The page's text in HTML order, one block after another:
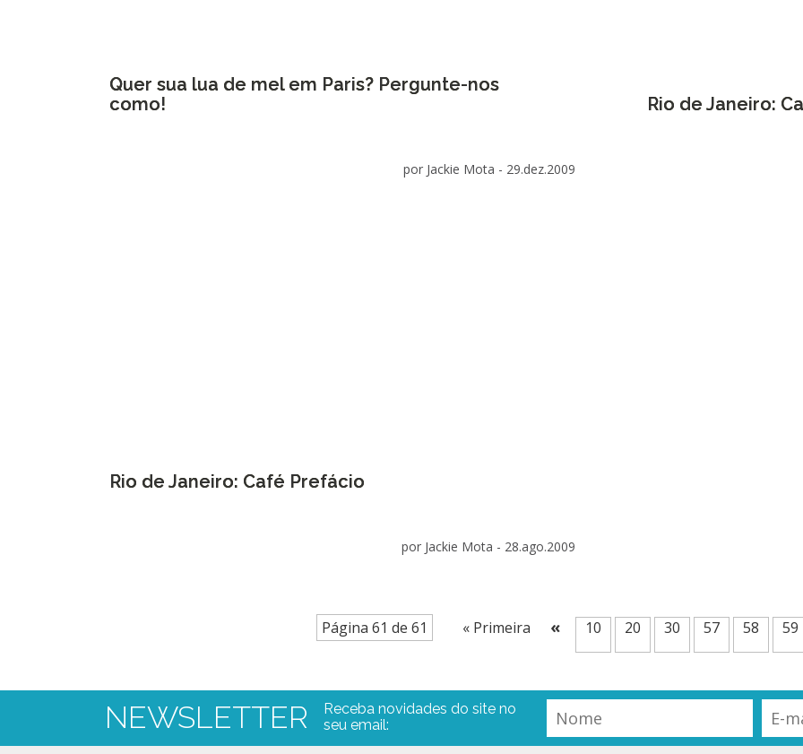
Quer sua lua de mel em Paris? Pergunte-nos
como!
por Jackie Mota - 29.dez.2009
Rio de Janeiro:
Rio de Janeiro: Café Prefácio
por Jackie Mota - 28.ago.2009
Página 61 de 61 « Primeira « 10 20 30 57 58 59
NEWSLETTER
Receba novidades do site no
seu email: